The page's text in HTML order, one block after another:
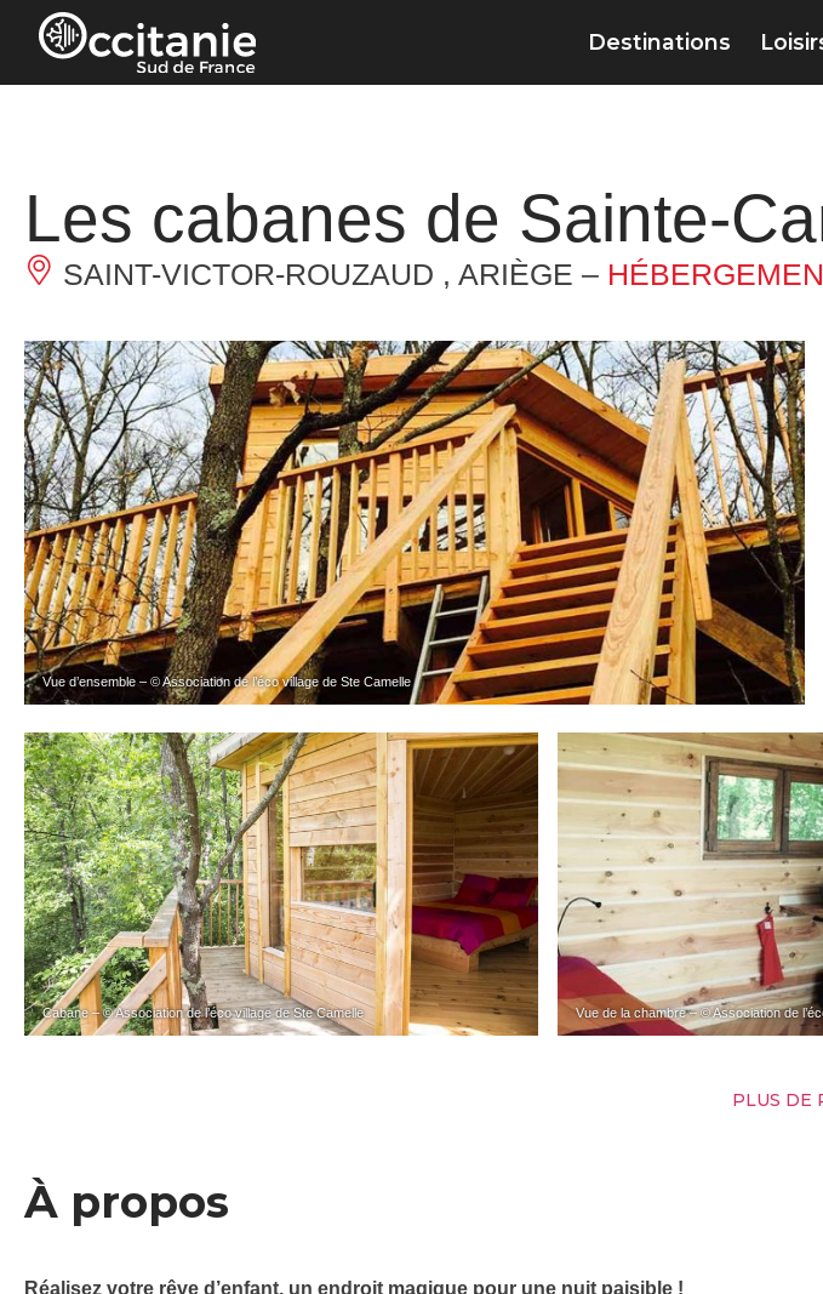
Panneau de gestion des cookies
Destinations
Les cabanes de Sainte-
SAINT-VICTOR-ROUZAUD , ARIÈGE –
Vue d’ensemble – © Association de l’éco village de Ste Camelle
Cabane – © Association de l’éco village de Ste Camelle Vue de la chambre – © Association de
PLUS DE
À propos
Réalisez votre rêve d’enfant, un endroit magique pour une nuit paisible !